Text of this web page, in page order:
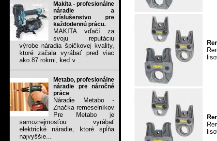
Makita - profesionálne
náradie a
príslušenstvo pre
každodennú prácu.
MAKITA vďačí za
svoju reputáciu
výrobe náradia špičkovej kvality,
ktoré začala vyrábať pred viac
ako 87 rokmi, keď v...
Metabo, profesionálne
náradie pre náročné
práce
Náradie Metabo -
Značka remeselníkov
Pre Metabo je
samozrejmosťou vyrábať
elektrické náradie, ktoré spĺňa
najvyššie...